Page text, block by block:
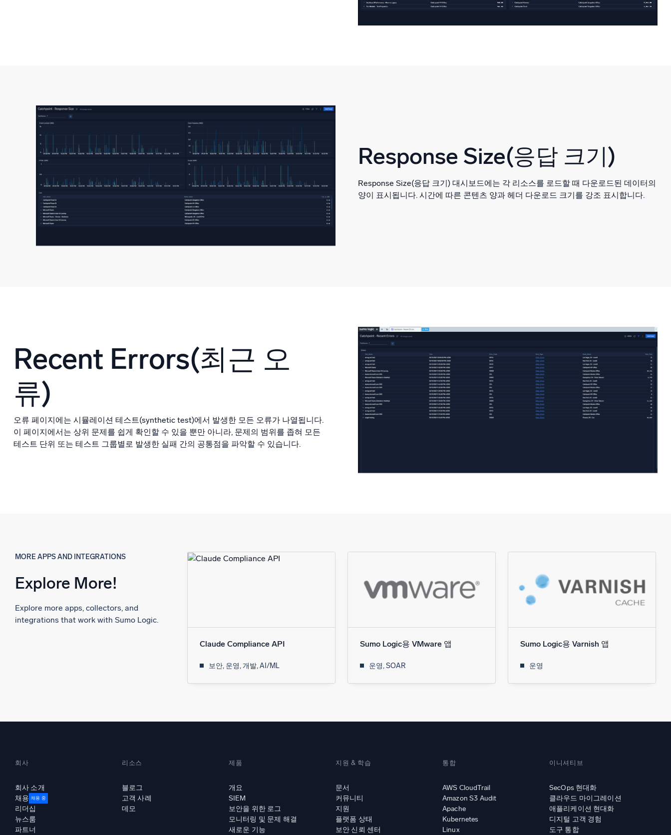
Response Size(응답 크기)
Response Size(응답 크기) 대시보드에는 각 리소스를 로드할 때 다운로드된 데이터의
양이 표시됩니다. 시간에 따른 콘텐츠 양과 헤더 다운로드 크기를 강조 표시합니다.
Recent Errors(최근 오
류)
오류 페이지에는 시뮬레이션 테스트(synthetic test)에서 발생한 모든 오류가 나열됩니다.
이 페이지에서는 상위 문제를 쉽게 확인할 수 있을 뿐만 아니라, 문제의 범위를 좁혀 모든
테스트 단위 또는 테스트 그룹별로 발생한 실패 간의 공통점을 파악할 수 있습니다.
MORE APPS AND INTEGRATIONS
Explore More!
Explore more apps, collectors, and
integrations that work with Sumo Logic.
Claude Compliance API
보안, 운영, 개발, AI/ML
Sumo Logic용 VMware 앱
운영, SOAR
Sumo Logic용 Varnish 앱
운영
회사
회사 소개
채용 채용 중
리더십
뉴스룸
파트너
리소스
블로그
고객 사례
데모
제품
개요
SIEM
보안을 위한 로그
모니터링 및 문제 해결
새로운 기능
지원 & 학습
문서
커뮤니티
지원
플랫폼 상태
보안 신뢰 센터
통합
AWS CloudTrail
Amazon S3 Audit
Apache
Kubernetes
Linux
이니셔티브
SecOps 현대화
클라우드 마이그레이션
애플리케이션 현대화
디지털 고객 경험
도구 통합